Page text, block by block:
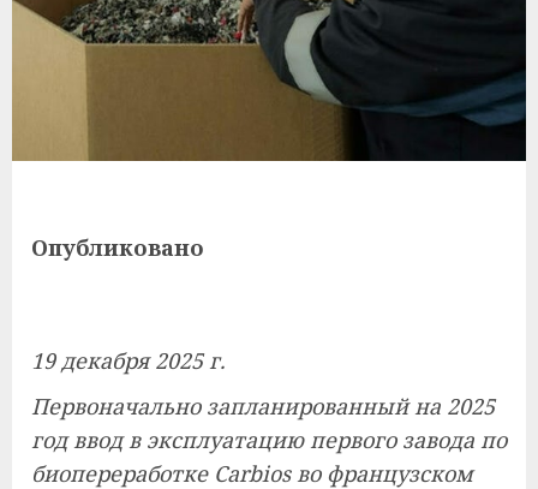
Опубликовано
19 декабря 2025 г.
Первоначально запланированный на 2025
год ввод в эксплуатацию первого завода по
биопереработке Carbios во французском